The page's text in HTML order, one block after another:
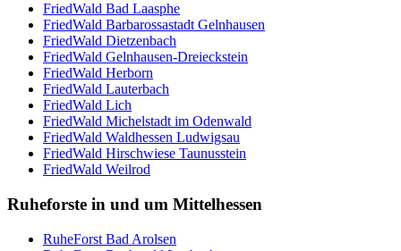
FriedWald Bad Laasphe
FriedWald Barbarossastadt Gelnhausen
FriedWald Dietzenbach
FriedWald Gelnhausen-Dreieckstein
FriedWald Herborn
FriedWald Lauterbach
FriedWald Lich
FriedWald Michelstadt im Odenwald
FriedWald Waldhessen Ludwigsau
FriedWald Hirschwiese Taunusstein
FriedWald Weilrod
Ruheforste in und um Mittelhessen
RuheForst Bad Arolsen